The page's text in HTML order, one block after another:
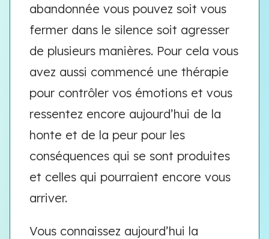
abandonnée vous pouvez soit vous
fermer dans le silence soit agresser
de plusieurs manières. Pour cela vous
avez aussi commencé une thérapie
pour contrôler vos émotions et vous
ressentez encore aujourd’hui de la
honte et de la peur pour les
conséquences qui se sont produites
et celles qui pourraient encore vous
arriver.
Vous connaissez aujourd’hui la